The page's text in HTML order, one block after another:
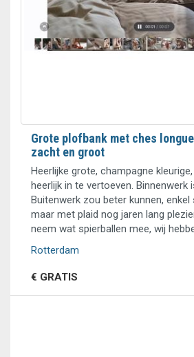
Grote plofbank met ches longue
zacht en groot
Heerlijke grote, champagne
heerlijk in te vertoeven. Binnenwerk
Buitenwerk zou beter kunnen, enkel
maar met plaid nog jaren lang
neem wat spierballen mee, wij
Rotterdam
€ GRATIS